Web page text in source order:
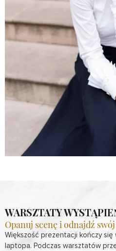
WARSZTATY
Opanuj scenę i odnajdź
Większość prezentacji kończy się
laptopa. Podczas warsztatów